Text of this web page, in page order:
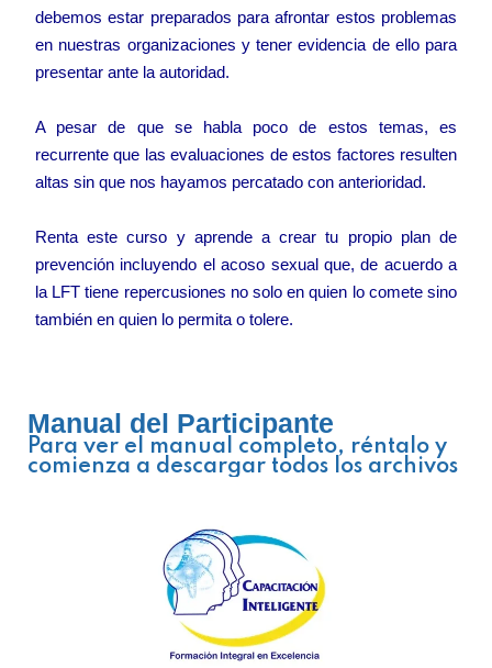
debemos estar preparados para afrontar estos problemas
en nuestras organizaciones y tener evidencia de ello para
presentar ante la autoridad.
A pesar de que se habla poco de estos temas, es
recurrente que las evaluaciones de estos factores resulten
altas sin que nos hayamos percatado con anterioridad.
Renta este curso y aprende a crear tu propio plan de
prevención incluyendo el acoso sexual que, de acuerdo a
la LFT tiene repercusiones no solo en quien lo comete sino
también en quien lo permita o tolere.
Manual del Participante
Para ver el manual completo, réntalo y
comienza a descargar todos los archivos